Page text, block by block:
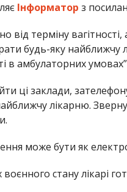
Інформатор з
від терміну
будь-яку найближчу
в амбулаторних
ці заклади,
лікарню.
може бути як
стану лікарі